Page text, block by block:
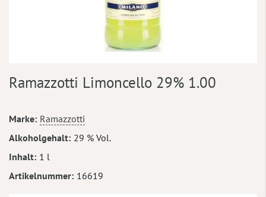
Anfang
springen
Ramazzotti Limoncello 29% 1.00
Mehr
Informationen
Marke Ramazzotti
Alkoholgehalt 29 % Vol.
Inhalt 1 l
Artikelnummer 16619